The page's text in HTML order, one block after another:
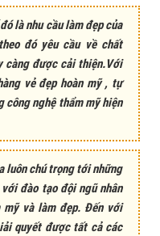
là nhu cầu làm đẹp của
đó yêu cầu về chất
càng được cải thiện.Với
vẻ đẹp hoàn mỹ , tự
công nghệ thẩm mỹ hiện
luôn chú trọng tới những
đào tạo đội ngũ nhân
mỹ và làm đẹp. Đến với
quyết được tất cả các